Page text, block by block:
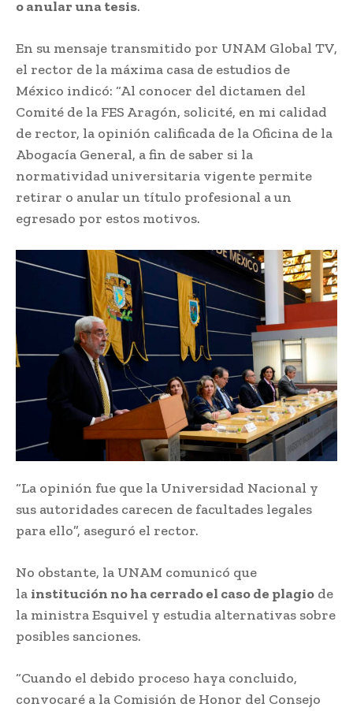
o anular una tesis.
En su mensaje transmitido por UNAM Global TV,
el rector de la máxima casa de estudios de
México indicó: “Al conocer del dictamen del
Comité de la FES Aragón, solicité, en mi calidad
de rector, la opinión calificada de la Oficina de la
Abogacía General, a fin de saber si la
normatividad universitaria vigente permite
retirar o anular un título profesional a un
egresado por estos motivos.
“La opinión fue que la Universidad Nacional y
sus autoridades carecen de facultades legales
para ello”, aseguró el rector.
No obstante, la UNAM comunicó que
la institución no ha cerrado el caso de plagio de
la ministra Esquivel y estudia alternativas sobre
posibles sanciones.
“Cuando el debido proceso haya concluido,
convocaré a la Comisión de Honor del Consejo